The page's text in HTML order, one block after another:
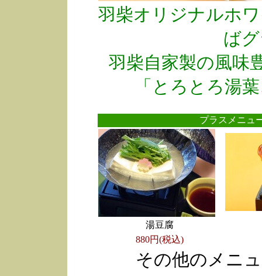
羽柴オリジナルホ
ば
羽柴自家製の風味
「とろとろ湯
プラスメニ
湯豆腐
880円(税込)
その他のメニ